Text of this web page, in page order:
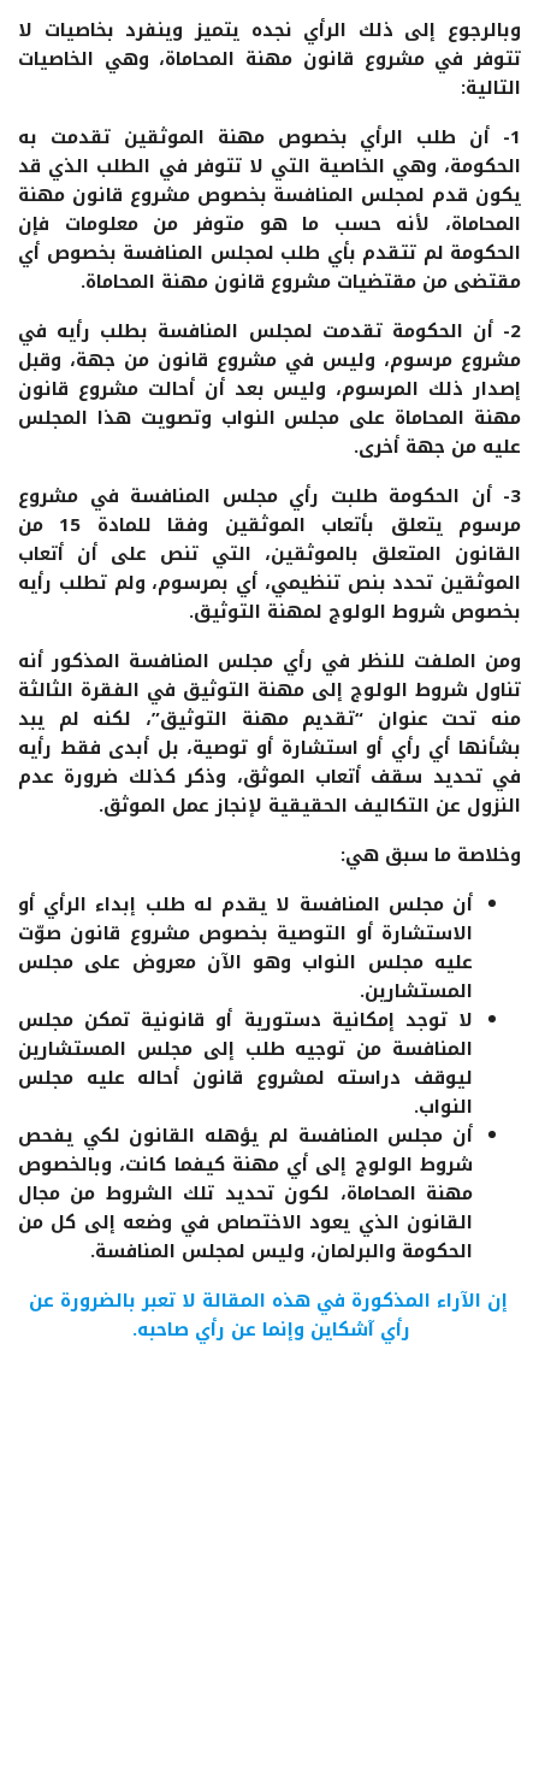
وبالرجوع إلى ذلك الرأي نجده يتميز وينفرد بخاصيات لا
تتوفر في مشروع قانون مهنة المحاماة، وهي الخاصيات
التالية:
1- أن طلب الرأي بخصوص مهنة الموثقين تقدمت به
الحكومة، وهي الخاصية التي لا تتوفر في الطلب الذي قد
يكون قدم لمجلس المنافسة بخصوص مشروع قانون مهنة
المحاماة، لأنه حسب ما هو متوفر من معلومات فإن
الحكومة لم تتقدم بأي طلب لمجلس المنافسة بخصوص أي
مقتضى من مقتضيات مشروع قانون مهنة المحاماة.
2- أن الحكومة تقدمت لمجلس المنافسة بطلب رأيه في
مشروع مرسوم، وليس في مشروع قانون من جهة، وقبل
إصدار ذلك المرسوم، وليس بعد أن أحالت مشروع قانون
مهنة المحاماة على مجلس النواب وتصويت هذا المجلس
عليه من جهة أخرى.
3- أن الحكومة طلبت رأي مجلس المنافسة في مشروع
مرسوم يتعلق بأتعاب الموثقين وفقا للمادة 15 من
القانون المتعلق بالموثقين، التي تنص على أن أتعاب
الموثقين تحدد بنص تنظيمي، أي بمرسوم، ولم تطلب رأيه
بخصوص شروط الولوج لمهنة التوثيق.
ومن الملفت للنظر في رأي مجلس المنافسة المذكور أنه
تناول شروط الولوج إلى مهنة التوثيق في الفقرة الثالثة
منه تحت عنوان “تقديم مهنة التوثيق”، لكنه لم يبد
بشأنها أي رأي أو استشارة أو توصية، بل أبدى فقط رأيه
في تحديد سقف أتعاب الموثق، وذكر كذلك ضرورة عدم
النزول عن التكاليف الحقيقية لإنجاز عمل الموثق.
وخلاصة ما سبق هي:
أن مجلس المنافسة لا يقدم له طلب إبداء الرأي أو
الاستشارة أو التوصية بخصوص مشروع قانون صوّت
عليه مجلس النواب وهو الآن معروض على مجلس
المستشارين.
لا توجد إمكانية دستورية أو قانونية تمكن مجلس
المنافسة من توجيه طلب إلى مجلس المستشارين
ليوقف دراسته لمشروع قانون أحاله عليه مجلس
النواب.
أن مجلس المنافسة لم يؤهله القانون لكي يفحص
شروط الولوج إلى أي مهنة كيفما كانت، وبالخصوص
مهنة المحاماة، لكون تحديد تلك الشروط من مجال
القانون الذي يعود الاختصاص في وضعه إلى كل من
الحكومة والبرلمان، وليس لمجلس المنافسة.
إن الآراء المذكورة في هذه المقالة لا تعبر بالضرورة عن
رأي آشكاين وإنما عن رأي صاحبه.